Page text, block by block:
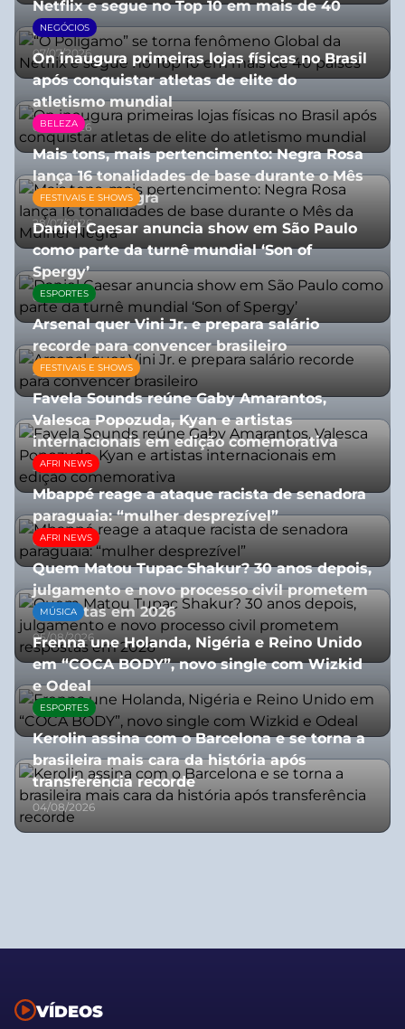
Netflix e segue no Top 10 em mais de 40
países
07/07/2026
NEGÓCIOS
On inaugura primeiras lojas físicas no Brasil
após conquistar atletas de elite do
atletismo mundial
07/07/2026
BELEZA
Mais tons, mais pertencimento: Negra Rosa
lança 16 tonalidades de base durante o Mês
da Mulher Negra
28/07/2026
FESTIVAIS E SHOWS
Daniel Caesar anuncia show em São Paulo
como parte da turnê mundial ‘Son of
Spergy’
05/08/2026
ESPORTES
Arsenal quer Vini Jr. e prepara salário
recorde para convencer brasileiro
27/07/2026
FESTIVAIS E SHOWS
Favela Sounds reúne Gaby Amarantos,
Valesca Popozuda, Kyan e artistas
internacionais em edição comemorativa
31/07/2026
AFRI NEWS
Mbappé reage a ataque racista de senadora
paraguaia: “mulher desprezível”
07/07/2026
AFRI NEWS
Quem Matou Tupac Shakur? 30 anos depois,
julgamento e novo processo civil prometem
respostas em 2026
05/08/2026
MÚSICA
Frenna une Holanda, Nigéria e Reino Unido
em “COCA BODY”, novo single com Wizkid
e Odeal
07/07/2026
ESPORTES
Kerolin assina com o Barcelona e se torna a
brasileira mais cara da história após
transferência recorde
04/08/2026
VÍDEOS